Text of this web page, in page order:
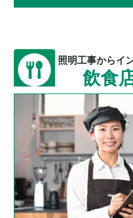
照明工事からイ
飲食